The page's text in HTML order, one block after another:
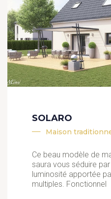
SOLARO
Maison
Ce beau modèle de
saura vous séduire
luminosité apportée
multiples. Fonctionnel